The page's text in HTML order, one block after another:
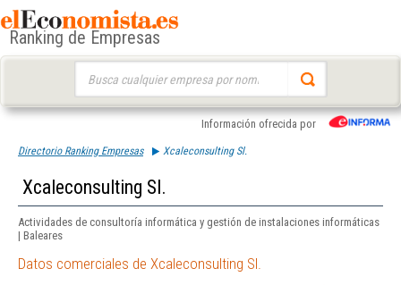
Ranking de Empresas
Información ofrecida por
Directorio Ranking Empresas Xcaleconsulting Sl.
Xcaleconsulting Sl.
Actividades de consultoría informática y gestión de instalaciones informáticas
| Baleares
Datos comerciales de Xcaleconsulting Sl.